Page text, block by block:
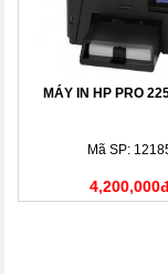
MÁY IN HP PRO
Mã SP: